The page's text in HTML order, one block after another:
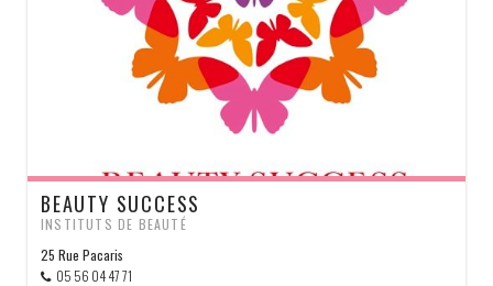
BEAUTY SUCCESS
INSTITUTS DE BEAUTÉ
25 Rue Pacaris
05 56 04 47 71